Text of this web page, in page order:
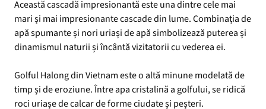
Această cascadă impresionantă este una dintre cele mai
mari și mai impresionante cascade din lume. Combinația de
apă spumante și nori uriași de apă simbolizează puterea și
dinamismul naturii și încântă vizitatorii cu vederea ei.
Golful Halong din Vietnam este o altă minune modelată de
timp și de eroziune. Între apa cristalină a golfului, se ridică
roci uriașe de calcar de forme ciudate și peșteri.